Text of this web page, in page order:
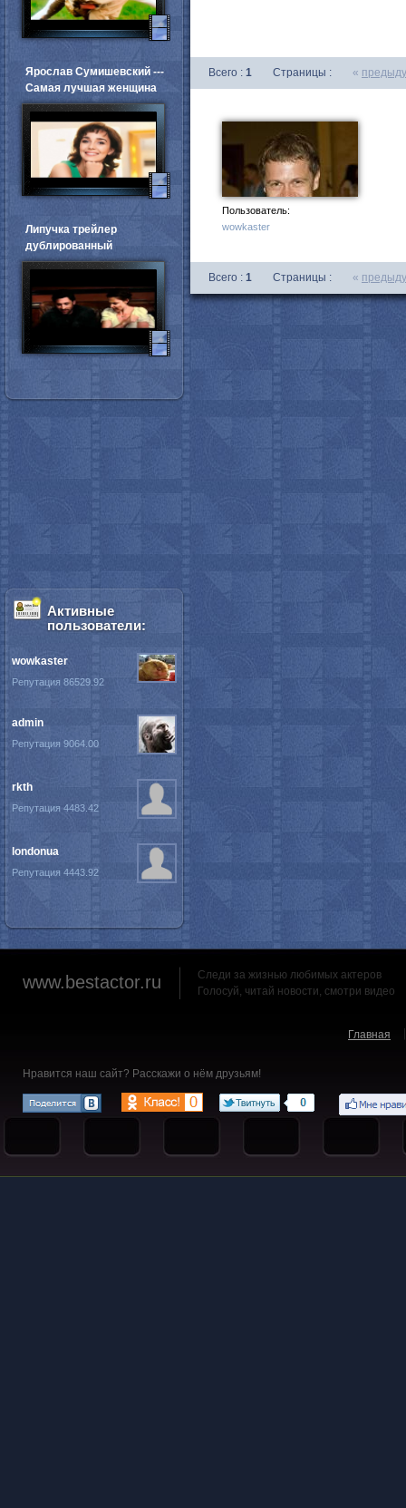
Всего : 1 Страницы : «
Пользователь:
wowkaster
Всего : 1 Страницы : «
Ярослав Сумишевский ---
Самая лучшая женщина
Липучка трейлер
дублированный
Активные
пользователи:
wowkaster
Репутация 86529.92
admin
Репутация 9064.00
rkth
Репутация 4483.42
londonua
Репутация 4443.92
www.bestactor.ru
Следи за жизнью любимых актеров
Голосуй, читай новости, смотри видео
Главная
Нравится наш сайт? Расскажи о нём друзьям!